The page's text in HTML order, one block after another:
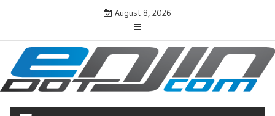
August 8, 2026
ENJINDOTCOM
Perjalanan Dunia Permotoran